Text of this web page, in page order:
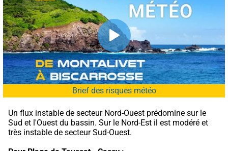
Brief des risques météo
Un flux instable de secteur Nord-Ouest prédomine sur le
Sud et l'Ouest du bassin. Sur le Nord-Est il est modéré et
très instable de secteur Sud-Ouest.